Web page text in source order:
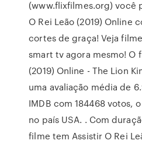
(www.flixfilmes.org) você
O Rei Leão (2019) Online
cortes de graça! Veja
smart tv agora mesmo! O
(2019) Online - The Lion
uma avaliação média de
IMDB com 184468 votos,
no país USA. . Com
filme tem Assistir O Rei